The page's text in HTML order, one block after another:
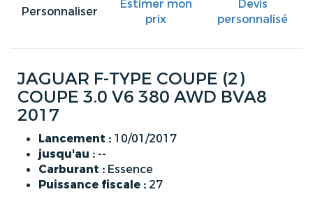
Personnaliser
Estimer mon
prix
Devis
personnalisé
JAGUAR F-TYPE COUPE (2)
COUPE 3.0 V6 380 AWD BVA8
2017
Lancement : 10/01/2017
jusqu'au : --
Carburant : Essence
Puissance fiscale : 27